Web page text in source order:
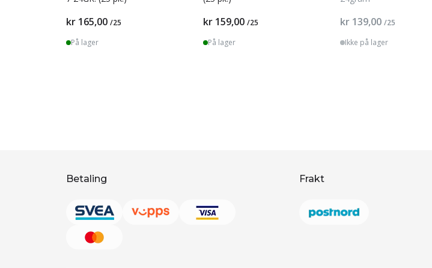
kr 165,00 /25
På lager
kr 159,00 /25
På lager
kr 139,00 /25
Ikke på lager
Betaling Frakt